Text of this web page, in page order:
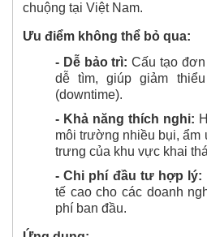
chuộng tại Việt Nam.
Ưu điểm không thể bỏ qua:
- Dễ bảo trì: Cấu tạo
dễ tìm, giúp giảm
(downtime).
- Khả năng thích nghi:
môi trường nhiều bụi, ẩm
trưng của khu vực khai
- Chi phí đầu tư hợp lý:
tế cao cho các doanh
phí ban đầu.